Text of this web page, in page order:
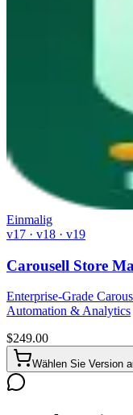
Einmalig
v17 · v18 · v19
Carousell Store
Enterprise-Grade
Automation & Analytics
$249.00
Wählen Sie Version